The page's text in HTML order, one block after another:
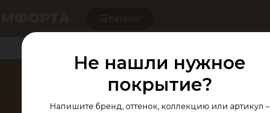
Каталог
Паркет Елка
Дуб Натур
Не нашли нужное
покрытие?
Напишите бренд, оттенок, коллекцию или артикул –